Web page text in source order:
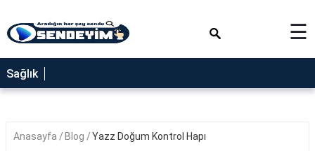
SAĞLIK
NEDİR
YEMEK
☰
Sağlık
Anasayfa Blog Yazz Doğum Kontrol Hapı